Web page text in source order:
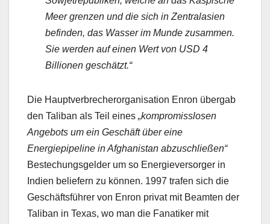
Meer grenzen und die sich in Zentralasien
befinden, das Wasser im Munde zusammen.
Sie werden auf einen Wert von USD 4
Billionen geschätzt.“
Die Hauptverbrecherorganisation Enron übergab
den Taliban als Teil eines „kompromisslosen
Angebots um ein Geschäft über eine
Energiepipeline in Afghanistan abzuschließen“
Bestechungsgelder um so Energieversorger in
Indien beliefern zu können. 1997 trafen sich die
Geschäftsführer von Enron privat mit Beamten der
Taliban in Texas, wo man die Fanatiker mit